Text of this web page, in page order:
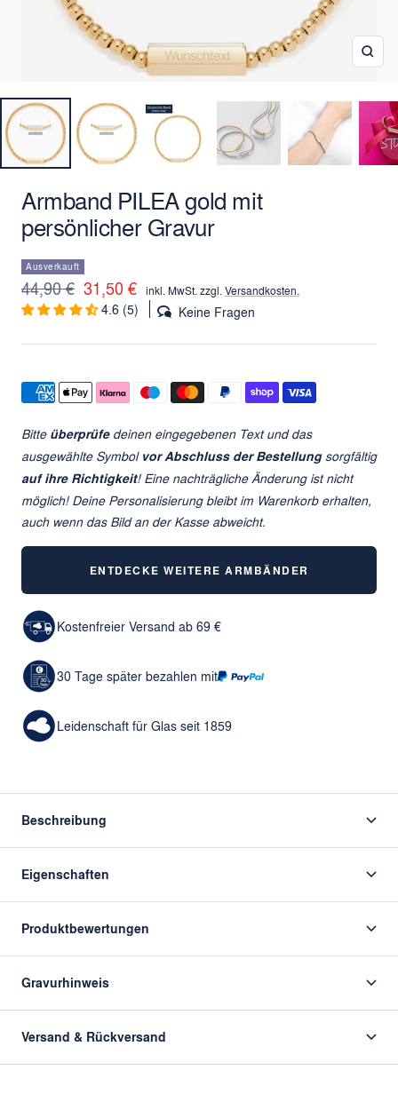
Armband PILEA gold mit
persönlicher Gravur
Ausverkauft
Regulärer
Preis
44,90 € Angebotspreis
31,50 € inkl. MwSt. zzgl. Versandkosten.
4.6 (5) Keine Fragen
Bitte überprüfe deinen eingegebenen Text und das
ausgewählte Symbol vor Abschluss der Bestellungsorgfältig
auf ihre Richtigkeit! Eine nachträgliche Änderung ist nicht
möglich! Deine Personalisierung bleibt im Warenkorb erhalten,
auch wenn das Bild an der Kasse abweicht.
ENTDECKE WEITERE ARMBÄNDER
Kostenfreier Versand ab 69 €
30 Tage später bezahlen mit
Leidenschaft für Glas seit 1859
Beschreibung
Eigenschaften
Produktbewertungen
Gravurhinweis
Versand & Rückversand